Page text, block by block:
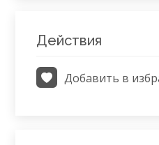
Действия
Добавить в